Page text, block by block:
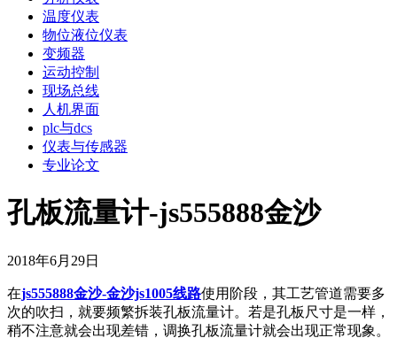
温度仪表
物位液位仪表
变频器
运动控制
现场总线
人机界面
plc与dcs
仪表与传感器
专业论文
孔板流量计-js555888金沙
2018年6月29日
在js555888金沙-金沙js1005线路使用阶段，其工艺管道需要多
次的吹扫，就要频繁拆装孔板流量计。若是孔板尺寸是一样，
稍不注意就会出现差错，调换孔板流量计就会出现正常现象。